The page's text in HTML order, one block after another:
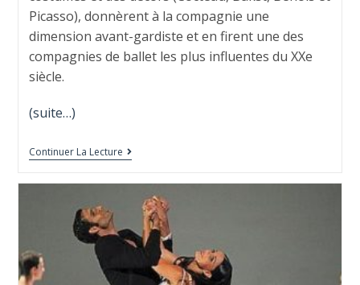
Picasso), donnèrent à la compagnie une
dimension avant-gardiste et en firent une des
compagnies de ballet les plus influentes du XXe
siècle.
(suite…)
Continuer La Lecture